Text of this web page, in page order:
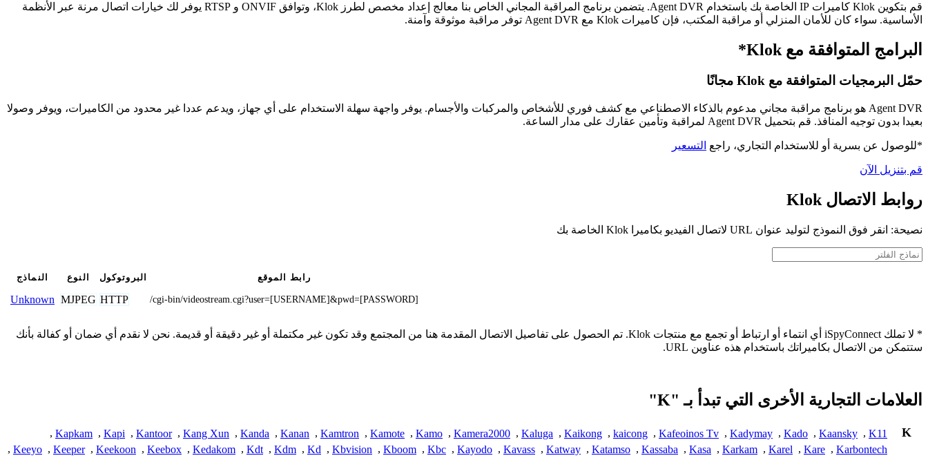
قم بتكوين Klok كاميرات IP الخاصة بك باستخدام Agent DVR. يتضمن برنامج المراقبة المجاني الخاص بنا معالج إعداد مخصص لطرز Klok، وتوافق ONVIF و RTSP يوفر لك خيارات اتصال مرنة عبر الأنظمة
الأساسية. سواء كان للأمان المنزلي أو مراقبة المكتب، فإن كاميرات Klok مع Agent DVR توفر مراقبة موثوقة وآمنة.
البرامج المتوافقة مع Klok*
حمّل البرمجيات المتوافقة مع Klok مجانًا
Agent DVR هو برنامج مراقبة مجاني مدعوم بالذكاء الاصطناعي مع كشف فوري للأشخاص والمركبات والأجسام. يوفر واجهة سهلة الاستخدام على أي جهاز، ويدعم عددا غير محدود من الكاميرات، ويوفر وصولا
بعيدا بدون توجيه المنافذ. قم بتحميل Agent DVR لمراقبة وتأمين عقارك على مدار الساعة.
*للوصول عن بسرية أو للاستخدام التجاري، راجع التسعير
قم بتنزيل الآن
روابط الاتصال Klok
نصيحة: انقر فوق النموذج لتوليد عنوان URL لاتصال الفيديو بكاميرا Klok الخاصة بك
النماذج النوع البروتوكول رابط الموقع
Unknown MJPEG HTTP /cgi-bin/videostream.cgi?user=[USERNAME]&pwd=[PASSWORD]
* لا تملك iSpyConnect أي انتماء أو ارتباط أو تجمع مع منتجات Klok. تم الحصول على تفاصيل الاتصال المقدمة هنا من المجتمع وقد تكون غير مكتملة أو غير دقيقة أو قديمة. نحن لا نقدم أي ضمان أو كفالة بأنك
ستتمكن من الاتصال بكاميراتك باستخدام هذه عناوين URL.
العلامات التجارية الأخرى التي تبدأ بـ "K"
K
K11
,
Kaansky
,
Kado
,
Kadymay
,
Kafeoinos Tv
,
kaicong
,
Kaikong
,
Kaluga
,
Kamera2000
,
Kamo
,
Kamote
,
Kamtron
,
Kanan
,
Kanda
,
Kang Xun
,
Kantoor
,
Kapi
,
Kapkam
,
Karbontech
,
Kare
,
Karel
,
Karkam
,
Kasa
,
Kassaba
,
Katamso
,
Katway
,
Kavass
,
Kayodo
,
Kbc
,
Kboom
,
Kbvision
,
Kd
,
Kdm
,
Kdt
,
Kedakom
,
Keebox
,
Keekoon
,
Keeper
,
Keeyo
,